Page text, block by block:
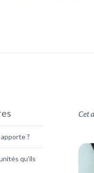
?
qu'ils
Cet